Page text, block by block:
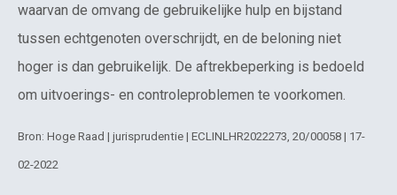
waarvan de omvang de gebruikelijke hulp en bijstand
tussen echtgenoten overschrijdt, en de beloning niet
hoger is dan gebruikelijk. De aftrekbeperking is bedoeld
om uitvoerings- en controleproblemen te voorkomen.
Bron: Hoge Raad | jurisprudentie | ECLINLHR2022273, 20/00058 | 17-
02-2022